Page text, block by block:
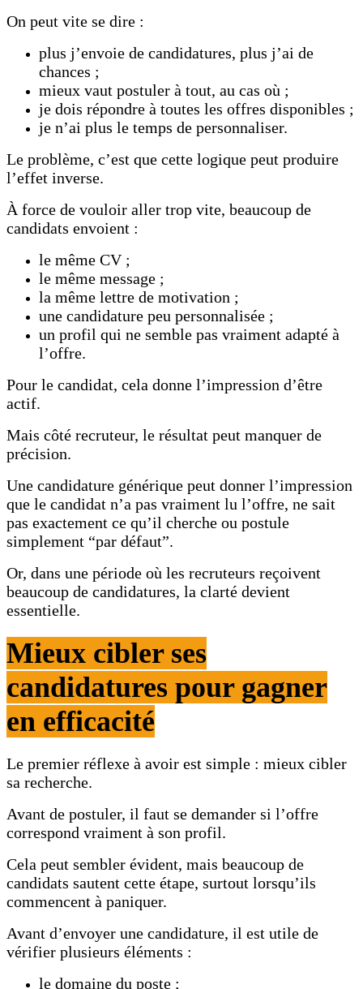
On peut vite se dire :
plus j’envoie de candidatures, plus j’ai de
chances ;
mieux vaut postuler à tout, au cas où ;
je dois répondre à toutes les offres disponibles ;
je n’ai plus le temps de personnaliser.
Le problème, c’est que cette logique peut produire
l’effet inverse.
À force de vouloir aller trop vite, beaucoup de
candidats envoient :
le même CV ;
le même message ;
la même lettre de motivation ;
une candidature peu personnalisée ;
un profil qui ne semble pas vraiment adapté à
l’offre.
Pour le candidat, cela donne l’impression d’être
actif.
Mais côté recruteur, le résultat peut manquer de
précision.
Une candidature générique peut donner l’impression
que le candidat n’a pas vraiment lu l’offre, ne sait
pas exactement ce qu’il cherche ou postule
simplement “par défaut”.
Or, dans une période où les recruteurs reçoivent
beaucoup de candidatures, la clarté devient
essentielle.
Mieux cibler ses
candidatures pour gagner
en efficacité
Le premier réflexe à avoir est simple : mieux cibler
sa recherche.
Avant de postuler, il faut se demander si l’offre
correspond vraiment à son profil.
Cela peut sembler évident, mais beaucoup de
candidats sautent cette étape, surtout lorsqu’ils
commencent à paniquer.
Avant d’envoyer une candidature, il est utile de
vérifier plusieurs éléments :
le domaine du poste ;